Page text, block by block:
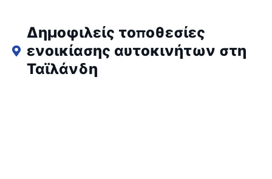
Δημοφιλείς τοποθεσίες
ενοικίασης αυτοκινήτων στη
Ταϊλάνδη